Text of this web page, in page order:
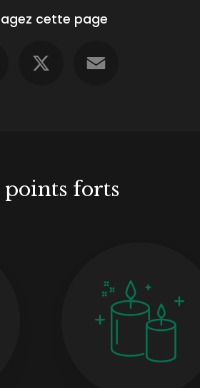
cette page
points forts